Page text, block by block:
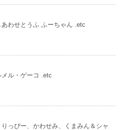
わせとうふ ふーちゃん .etc
ル・ゲーコ .etc
りっぴー、かわせみ、くまみん＆シャ